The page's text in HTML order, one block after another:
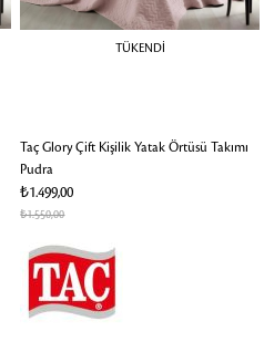
TÜKENDI
Taç Glory Çift Kişilik Yatak Örtüsü Takımı
Pudra
₺1.499,00
₺1.550,00